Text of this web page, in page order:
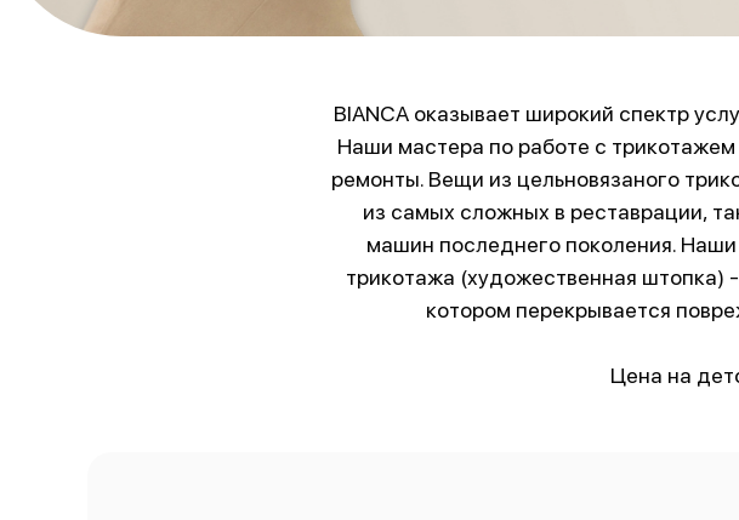
BIANCA оказывает широкий спектр
Наши мастера по работе с
ремонты. Вещи из цельновязаного
из самых сложных в реставрации,
машин последнего поколения. Наши
трикотажа (художественная штопка)
котором перекрывается
Цена на